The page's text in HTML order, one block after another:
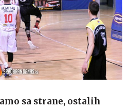
sa strane, ostalih